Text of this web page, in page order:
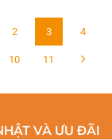
2 3 4
10 11
VÀ ƯU ĐÃI